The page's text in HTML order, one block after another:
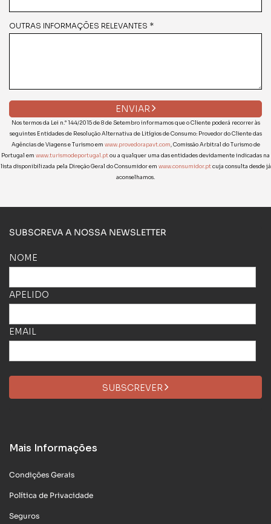
OUTRAS INFORMAÇÕES RELEVANTES *
ENVIAR
Nos termos da Lei n.° 144/2015 de 8 de Setembro informamos que o Cliente poderá recorrer às
seguintes Entidades de Resolução Alternativa de Litígios de Consumo: Provedor do Cliente das
Agências de Viagens e Turismo em www.provedorapavt.com, Comissão Arbitral do Turismo de
Portugal em www.turismodeportugal.ptou a qualquer uma das entidades devidamente indicadas na
lista disponibilizada pela Direção Geral do Consumidor em www.consumidor.ptcuja consulta desde já
aconselhamos.
SUBSCREVA A NOSSA NEWSLETTER
NOME
APELIDO
EMAIL
SUBSCREVER
Mais Informações
Condições Gerais
Política de Privacidade
Seguros